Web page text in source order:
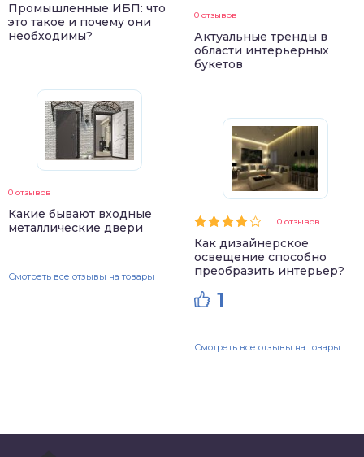
Промышленные ИБП: что
это такое и почему они
необходимы?
0 отзывов
Какие бывают входные
металлические двери
Смотреть все отзывы на товары
0 отзывов
Актуальные тренды в
области интерьерных
букетов
0 отзывов
Как дизайнерское
освещение способно
преобразить интерьер?
1
Смотреть все отзывы на товары